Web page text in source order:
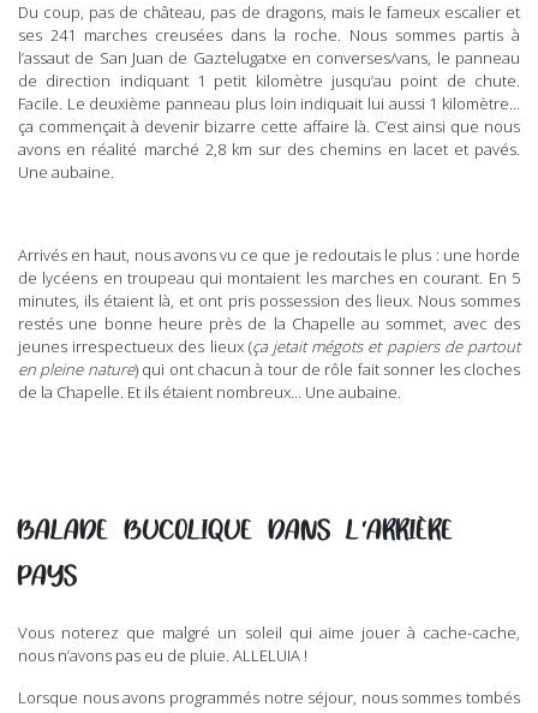
Du coup, pas de château, pas de dragons, mais le fameux escalier et
ses 241 marches creusées dans la roche. Nous sommes partis à
l’assaut de San Juan de Gaztelugatxe en converses/vans, le panneau
de direction indiquant 1 petit kilomètre jusqu’au point de chute.
Facile. Le deuxième panneau plus loin indiquait lui aussi 1 kilomètre…
ça commençait à devenir bizarre cette affaire là. C’est ainsi que nous
avons en réalité marché 2,8 km sur des chemins en lacet et pavés.
Une aubaine.
Arrivés en haut, nous avons vu ce que je redoutais le plus : une horde
de lycéens en troupeau qui montaient les marches en courant. En 5
minutes, ils étaient là, et ont pris possession des lieux. Nous sommes
restés une bonne heure près de la Chapelle au sommet, avec des
jeunes irrespectueux des lieux (ça jetait mégots et papiers de partout
en pleine nature) qui ont chacun à tour de rôle fait sonner les cloches
de la Chapelle. Et ils étaient nombreux… Une aubaine.
BALADE BUCOLIQUE DANS L’ARRIÈRE
PAYS
Vous noterez que malgré un soleil qui aime jouer à cache-cache,
nous n’avons pas eu de pluie. ALLELUIA !
Lorsque nous avons programmés notre séjour, nous sommes tombés